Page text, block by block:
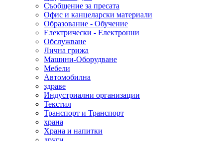
Съобщение за пресата
Офис и канцеларски материали
Образование - Обучение
Електрически - Електронни
Обслужване
Лична грижа
Машини-Оборудване
Мебели
Автомобилна
здраве
Индустриални организации
Текстил
Транспорт и Транспорт
храна
Храна и напитки